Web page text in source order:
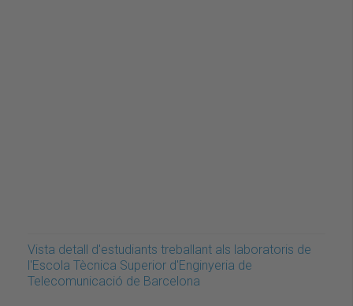
Vista detall d'estudiants treballant als laboratoris de
l'Escola Tècnica Superior d'Enginyeria de
Telecomunicació de Barcelona